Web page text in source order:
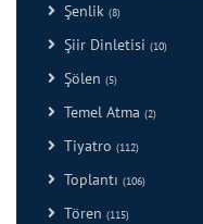
Şenlik (8)
Şiir Dinletisi (10)
Şölen (5)
Temel Atma (2)
Tiyatro (112)
Toplantı (106)
Tören (115)